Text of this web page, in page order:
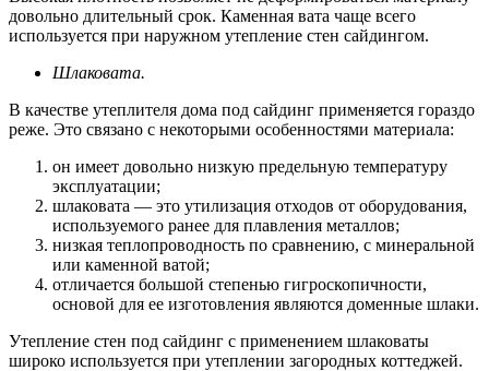
довольно длительный срок. Каменная вата чаще всего
используется при наружном утепление стен сайдингом.
Шлаковата.
В качестве утеплителя дома под сайдинг применяется гораздо
реже. Это связано с некоторыми особенностями материала:
он имеет довольно низкую предельную температуру
эксплуатации;
шлаковата — это утилизация отходов от оборудования,
используемого ранее для плавления металлов;
низкая теплопроводность по сравнению, с минеральной
или каменной ватой;
отличается большой степенью гигроскопичности,
основой для ее изготовления являются доменные шлаки.
Утепление стен под сайдинг с применением шлаковаты
широко используется при утеплении загородных коттеджей.